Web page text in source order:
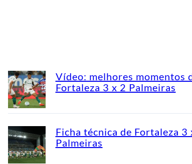
Vídeo: melhores momentos
Fortaleza 3 x 2 Palmeiras
Ficha técnica de Fortaleza 3
Palmeiras